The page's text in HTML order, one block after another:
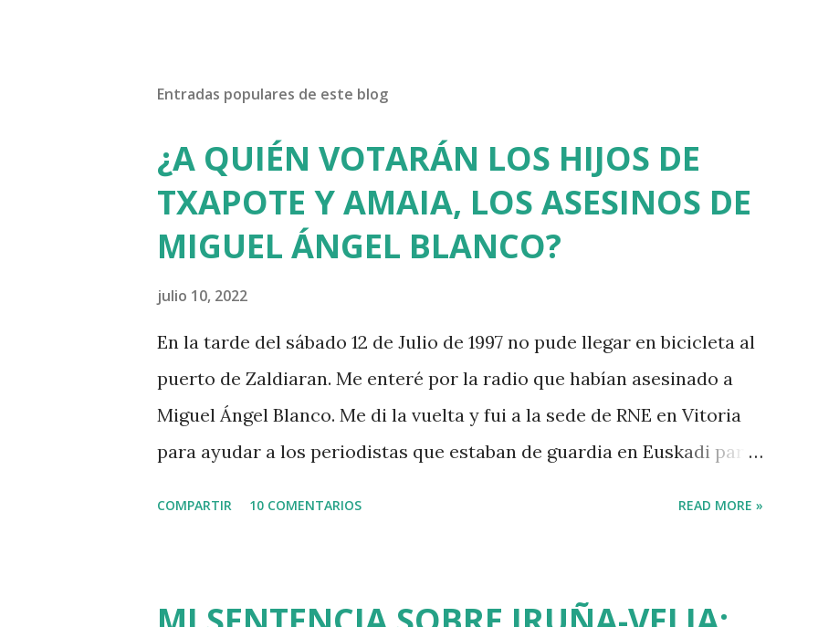
Entradas populares de este blog
¿A QUIÉN VOTARÁN LOS HIJOS DE
TXAPOTE Y AMAIA, LOS ASESINOS DE
MIGUEL ÁNGEL BLANCO?
julio 10, 2022
En la tarde del sábado 12 de Julio de 1997 no pude llegar en bicicleta al
puerto de Zaldiaran. Me enteré por la radio que habían asesinado a
Miguel Ángel Blanco. Me di la vuelta y fui a la sede de RNE en Vitoria
para ayudar a los periodistas que estaban de guardia en Euskadi para
fruto de la estrategia etarra de "socialización del sufrimiento" avalada
COMPARTIR 10 COMENTARIOS READ MORE »